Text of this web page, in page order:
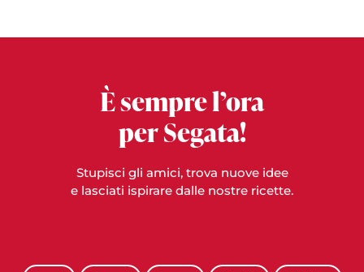
È sempre l’ora
per Segata!
Stupisci gli amici, trova nuove idee
e lasciati ispirare dalle nostre ricette.